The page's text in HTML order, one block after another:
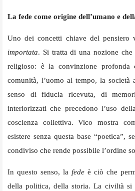
La fede come origine dell’umano e
Uno dei concetti chiave del pensiero
importata. Si tratta di una nozione
religioso: è la convinzione profonda
comunità, l’uomo al tempo, la società
senso di fiducia ricevuta, di
interiorizzati che precedono l’uso
coscienza collettiva. Vico mostra
esistere senza questa base “poetica”,
condiviso che rende possibile l’ordine
In questo senso, la fede è ciò che
della politica, della storia. La civiltà si